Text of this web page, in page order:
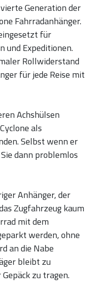
Generation der
Fahrradanhänger.
für
und Expeditionen.
Rollwiderstand
für jede Reise mit
Achshülsen
als
Selbst wenn er
dann problemlos
Anhänger, der
Zugfahrzeug kaum
mit dem
werden, ohne
an die Nabe
bleibt zu
zu tragen.